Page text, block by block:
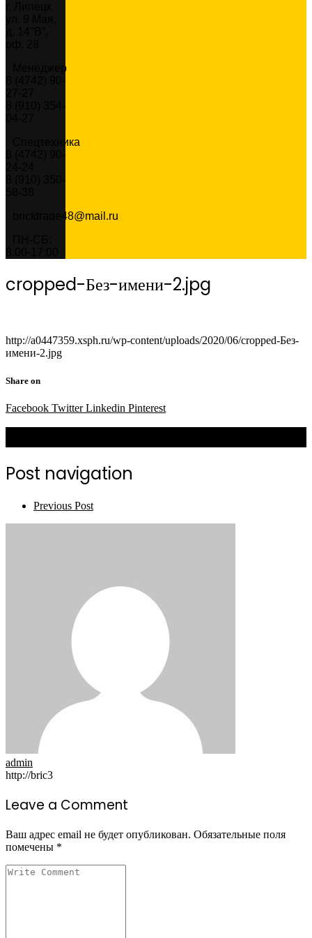
Менеджер
Спецтехника
bricktrade48@mail.ru
cropped-Без-имени-2.jpg
http://a0447359.xsph.ru/wp-content/uploads/2020/06/cropped-Без-
имени-2.jpg
Share on
Facebook TwitterLinkedin Pinterest
Post navigation
Previous Post
admin
http://bric3
Leave a Comment
Ваш адрес email не будет опубликован. Обязательные поля
помечены *